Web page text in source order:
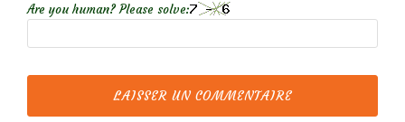
Are you human? Please solve: